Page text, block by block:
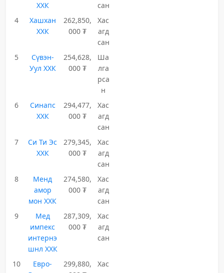
ХХК
сан
4
Хашхан
ХХК
262,850,
000 ₮
Хас
агд
сан
5
Сүвэн-
Уул ХХК
254,628,
000 ₮
Ша
лга
рса
н
6
Синапс
ХХК
294,477,
000 ₮
Хас
агд
сан
7
Си Ти Эс
ХХК
279,345,
000 ₮
Хас
агд
сан
8
Менд
амор
мон ХХК
274,580,
000 ₮
Хас
агд
сан
9
Мед
импекс
интернэ
шнл ХХК
287,309,
000 ₮
Хас
агд
сан
10
Евро-
299,880,
Хас